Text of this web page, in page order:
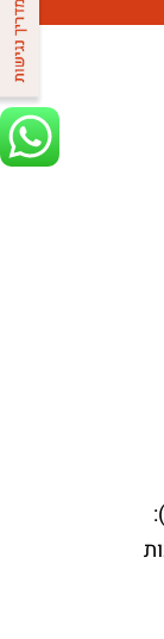
בנוסף הבינו אנשי גוגל שהפרמטר העיקרי בחיפוש אחרי מלון הוא המחיר. בהתאם, זהו גם השינוי המשמעותי ביותר בעקבות עדכון גוגל הרלוונטי (מיוני 2017):